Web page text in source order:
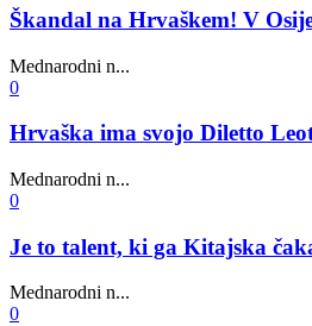
Škandal na Hrvaškem! V
Mednarodni n...
0
Hrvaška ima svojo Diletto
Mednarodni n...
0
Je to talent, ki ga Kitajska
Mednarodni n...
0